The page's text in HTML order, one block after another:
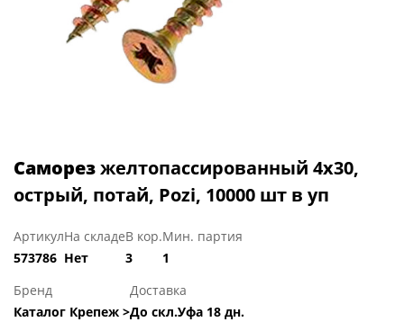
Саморезжелтопассированный 4х30,
острый, потай, Pozi, 10000 шт в уп
Артикул
573786
На складе
Нет
В кор.
3
Мин. партия
1
Бренд
Каталог Крепеж >
Доставка
До скл.Уфа 18 дн.